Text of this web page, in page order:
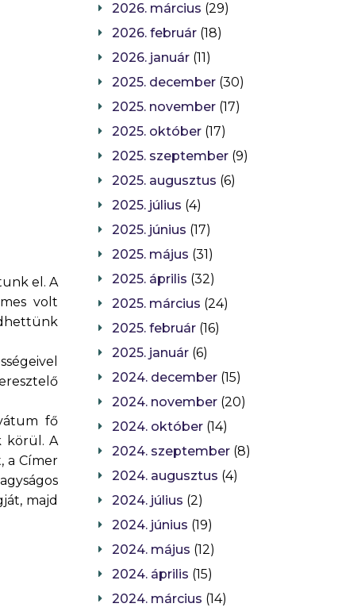
el. A
volt
fő
körül. A
a Címer
majd
2026. március (29)
2026. február (18)
2026. január (11)
2025. december (30)
2025. november (17)
2025. október (17)
2025. szeptember (9)
2025. augusztus (6)
2025. július (4)
2025. június (17)
2025. május (31)
2025. április (32)
2025. március (24)
2025. február (16)
2025. január (6)
2024. december (15)
2024. november (20)
2024. október (14)
2024. szeptember (8)
2024. augusztus (4)
2024. július (2)
2024. június (19)
2024. május (12)
2024. április (15)
2024. március (14)